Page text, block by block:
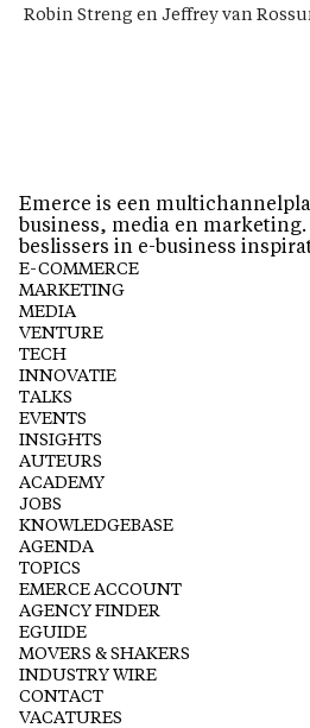
Robin Streng en Jeffrey van
Emerce is een
business, media en
beslissers in e-business
E-COMMERCE
MARKETING
MEDIA
VENTURE
TECH
INNOVATIE
TALKS
EVENTS
INSIGHTS
AUTEURS
ACADEMY
JOBS
KNOWLEDGEBASE
AGENDA
TOPICS
EMERCE ACCOUNT
AGENCY FINDER
EGUIDE
MOVERS & SHAKERS
INDUSTRY WIRE
CONTACT
VACATURES